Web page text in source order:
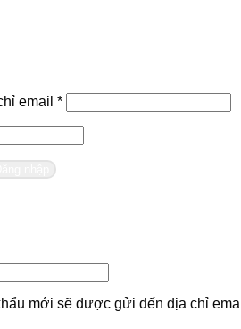
email *Bắt
buộc
mới sẽ được gửi đến địa chỉ